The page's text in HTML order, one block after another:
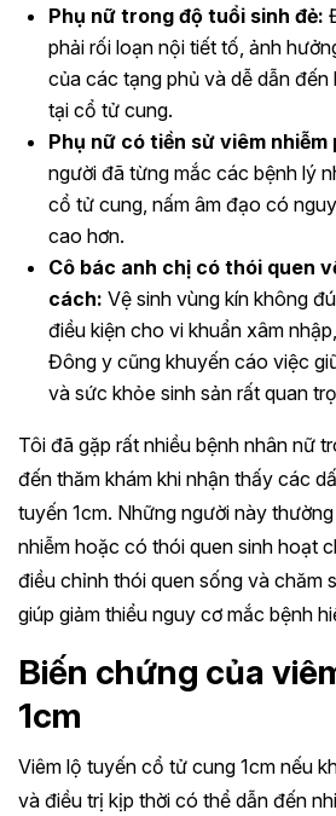
Phụ nữ trong độ tuổi sinh đẻ:
phải rối loạn nội tiết tố, ảnh
của các tạng phủ và dễ dẫn đến
tại cổ tử cung.
Phụ nữ có tiền sử viêm nhiễm
người đã từng mắc các bệnh lý
cổ tử cung, nấm âm đạo có
cao hơn.
Cô bác anh chị có thói quen
cách: Vệ sinh vùng kín không
điều kiện cho vi khuẩn xâm
Đông y cũng khuyến cáo việc
và sức khỏe sinh sản rất quan
Tôi đã gặp rất nhiều bệnh nhân nữ
đến thăm khám khi nhận thấy các
tuyến 1cm. Những người này
nhiễm hoặc có thói quen sinh hoạt
điều chỉnh thói quen sống và chăm
giúp giảm thiểu nguy cơ mắc bệnh
Biến chứng của
1cm
Viêm lộ tuyến cổ tử cung 1cm nếu
và điều trị kịp thời có thể dẫn đến